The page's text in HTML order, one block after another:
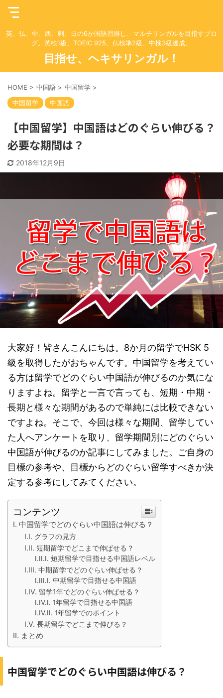
英、仏、中、西、剌、日の6か国語習得し、マルチリンガルを目指すブロ
グ。英検1級、TOEIC 925、仏検準2級、中検3級達成。
目指せ、ヘキサリンガル！
HOME > 中国語 > 中国留学 >
中国留学
中国語
【中国留学】中国語はどのぐらい伸びる？
必要な期間は？
2018年12月9日
大家好！皆さんこんにちは。8か月の留学でHSK 5
級を取得したがおちゃんです。中国留学を考えてい
る方は留学でどのぐらい中国語が伸びるのか気にな
りますよね。留学と一言で言っても、短期・中期・
長期と様々な期間があるので単純には比較できない
ですよね。そこで、今回は様々な期間、留学してい
た人へアンケートを取り、留学期間別にどのぐらい
中国語が伸びるのか記事にしてみました。ご自身の
目標の参考や、目標からどのぐらい留学すべきか決
定する参考にしてみてください。
コンテンツ
中国留学でどのぐらい中国語は伸びる？
グラフの見方
短期留学でどこまで伸ばせる？
短期留学で目指せる中国語レベル
中期留学でどのぐらい伸ばせる？
中期留学で目指せる中国語
留学1年でどのぐらい伸ばせる？
1年留学で目指せる中国語
1年留学でのポイント
長期留学でどこまで伸びる？
まとめ
中国留学でどのぐらい中国語は伸びる？